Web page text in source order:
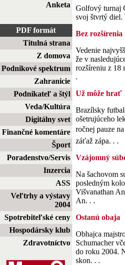
Anketa
PDF formát
Titulná strana
Z domova
Podnikové spektrum
Zahranicie
Podnikateľ a štýl
Veda/Kultúra
Digitálny svet
Finančné komentáre
Šport
Poradenstvo/Servis
Inzercia
ASS
Veľtrhy a výstavy
2004
Spotrebiteľské ceny
Hospodársky klub
Zdravotníctvo
Golfový turnaj
svoj štvrtý diel.
Bez rozšírenia
Vedenie
že v
rozšíreniu z 18
.
Už môže hrať
Brazílsky
ošetrujúceho
ročnej pauze
záťaž zápa. . .
Vzájomný
Na šachovom
posledným
Višvanathan
An. . .
Ostanú obaja
Obhajca
Schumacher
do roku 2004.
skon. . .